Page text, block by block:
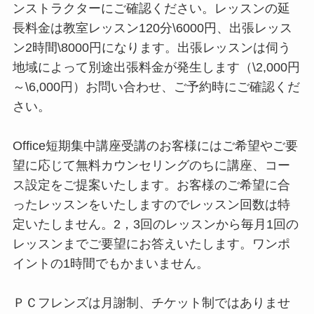
ンストラクターにご確認ください。レッスンの延
長料金は教室レッスン120分\6000円、出張レッス
ン2時間\8000円になります。出張レッスンは伺う
地域によって別途出張料金が発生します（\2,000円
～\6,000円）お問い合わせ、ご予約時にご確認くだ
さい。
Office短期集中講座受講のお客様にはご希望やご要
望に応じて無料カウンセリングのちに講座、コー
ス設定をご提案いたします。お客様のご希望に合
ったレッスンをいたしますのでレッスン回数は特
定いたしません。2，3回のレッスンから毎月1回の
レッスンまでご要望にお答えいたします。ワンポ
イントの1時間でもかまいません。
ＰＣフレンズは月謝制、チケット制ではありませ